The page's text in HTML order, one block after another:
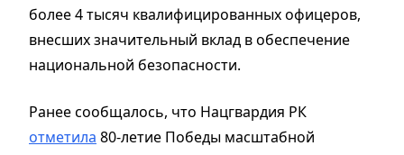
более 4 тысяч квалифицированных офицеров,
внесших значительный вклад в обеспечение
национальной безопасности.
Ранее сообщалось, что Нацгвардия РК
отметила 80-летие Победы масштабной